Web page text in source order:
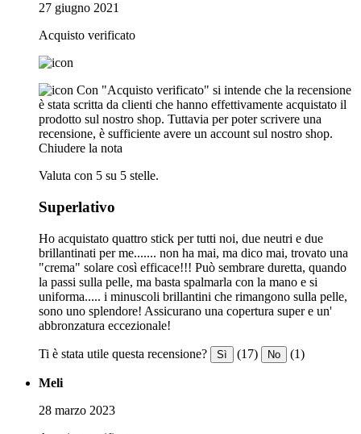
27 giugno 2021
Acquisto verificato
Con "Acquisto verificato" si intende che la recensione
è stata scritta da clienti che hanno effettivamente acquistato il
prodotto sul nostro shop. Tuttavia per poter scrivere una
recensione, è sufficiente avere un account sul nostro shop.
Chiudere la nota
Valuta con 5 su 5 stelle.
Superlativo
Ho acquistato quattro stick per tutti noi, due neutri e due
brillantinati per me....... non ha mai, ma dico mai, trovato una
"crema" solare così efficace!!! Può sembrare duretta, quando
la passi sulla pelle, ma basta spalmarla con la mano e si
uniforma..... i minuscoli brillantini che rimangono sulla pelle,
sono uno splendore! Assicurano una copertura super e un'
abbronzatura eccezionale!
Ti è stata utile questa recensione? Sì (17) No (1)
Meli
28 marzo 2023